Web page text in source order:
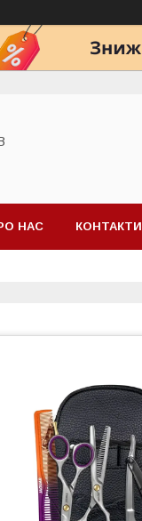
НАС КОНТАКТИ